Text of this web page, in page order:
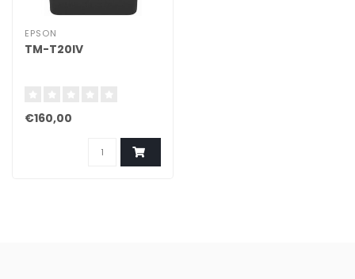
EPSON
TM-T20IV
€160,00